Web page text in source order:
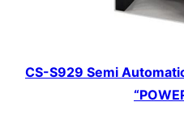
CS-S929 Semi